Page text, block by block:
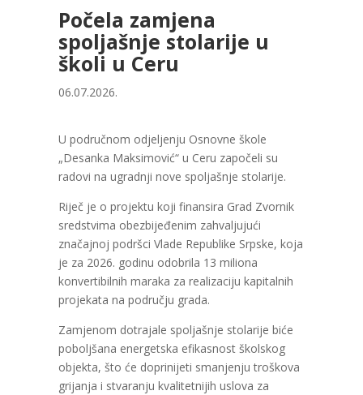
Počela zamjena
spoljašnje stolarije u
školi u Ceru
06.07.2026.
U područnom odjeljenju Osnovne škole
„Desanka Maksimović“ u Ceru započeli su
radovi na ugradnji nove spoljašnje stolarije.
Riječ je o projektu koji finansira Grad Zvornik
sredstvima obezbijeđenim zahvaljujući
značajnoj podršci Vlade Republike Srpske, koja
je za 2026. godinu odobrila 13 miliona
konvertibilnih maraka za realizaciju kapitalnih
projekata na području grada.
Zamjenom dotrajale spoljašnje stolarije biće
poboljšana energetska efikasnost školskog
objekta, što će doprinijeti smanjenju troškova
grijanja i stvaranju kvalitetnijih uslova za